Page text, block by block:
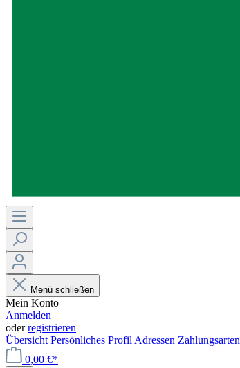
Menü schließen
Mein Konto
Anmelden
oderregistrieren
Übersicht Persönliches Profil Adressen Zahlungsarten
0,00 €*